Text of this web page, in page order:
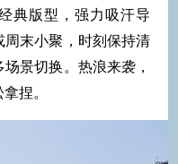
典版型，强力吸汗导
末小聚，时刻保持清
景切换。热浪来袭，
捏。